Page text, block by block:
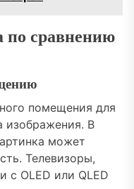
по сравнению
помещения для
изображения. В
может
Телевизоры,
с OLED или QLED